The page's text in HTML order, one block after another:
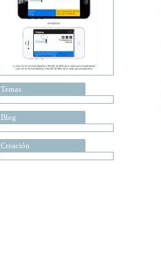
Temas
Blog
Creación